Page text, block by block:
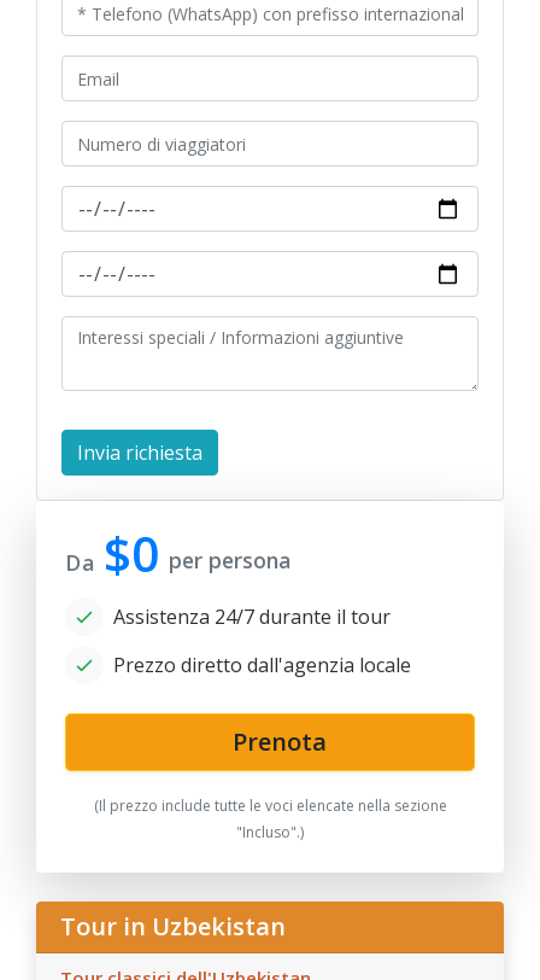
Da $0 per persona
Assistenza 24/7 durante il tour
Prezzo diretto dall'agenzia locale
Prenota
(Il prezzo include tutte le voci elencate nella sezione
"Incluso".)
Tour in Uzbekistan